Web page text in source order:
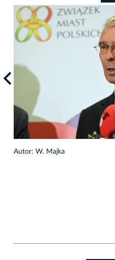
Autor: W. Majka